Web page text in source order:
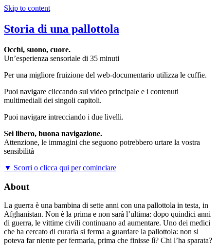
Skip to content
Storia di una pallottola
Occhi, suono, cuore.
Un’esperienza sensoriale di 35 minuti
Per una migliore fruizione del web-documentario utilizza le cuffie.
Puoi navigare cliccando sul video principale e i contenuti
multimediali dei singoli capitoli.
Puoi navigare intrecciando i due livelli.
Sei libero, buona navigazione.
Attenzione, le immagini che seguono potrebbero urtare la vostra
sensibilità
▼ Scorri o clicca qui per cominciare
About
La guerra è una bambina di sette anni con una pallottola in testa, in
Afghanistan. Non è la prima e non sarà l’ultima: dopo quindici anni
di guerra, le vittime civili continuano ad aumentare. Uno dei medici
che ha cercato di curarla si ferma a guardare la pallottola: non si
poteva far niente per fermarla, prima che finisse lì? Chi l’ha sparata?